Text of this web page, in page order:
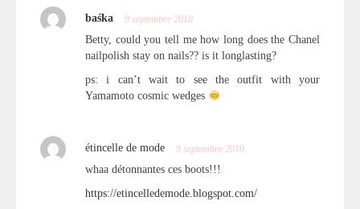
baśka 9 septembre 2010
Betty, could you tell me how long does the Chanel
nailpolish stay on nails?? is it longlasting?
ps: i can’t wait to see the outfit with your
Yamamoto cosmic wedges
étincelle de mode 9 septembre 2010
whaa détonnantes ces boots!!!
https://etincelledemode.blogspot.com/